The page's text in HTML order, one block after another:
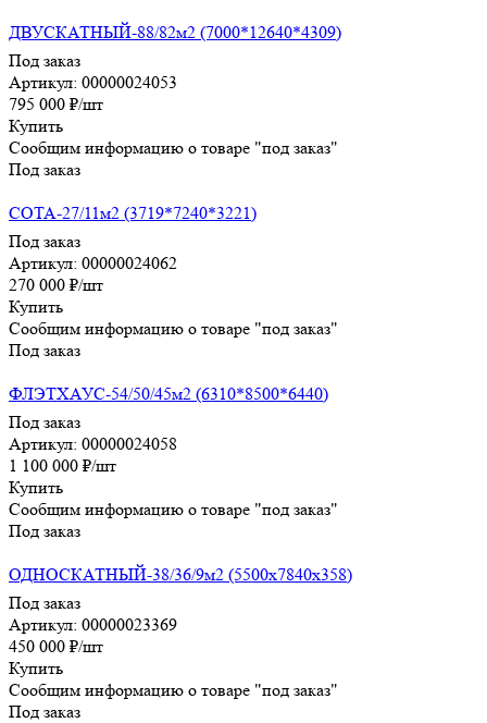
ДВУСКАТНЫЙ-88/82м2 (7000*12640*4309)
Под заказ
Артикул: 00000024053
795 000 ₽/шт
Купить
Сообщим информацию о товаре "под заказ"
Под заказ
СОТА-27/11м2 (3719*7240*3221)
Под заказ
Артикул: 00000024062
270 000 ₽/шт
Купить
Сообщим информацию о товаре "под заказ"
Под заказ
ФЛЭТХАУС-54/50/45м2 (6310*8500*6440)
Под заказ
Артикул: 00000024058
1 100 000 ₽/шт
Купить
Сообщим информацию о товаре "под заказ"
Под заказ
ОДНОСКАТНЫЙ-38/36/9м2 (5500х7840х358)
Под заказ
Артикул: 00000023369
450 000 ₽/шт
Купить
Сообщим информацию о товаре "под заказ"
Под заказ